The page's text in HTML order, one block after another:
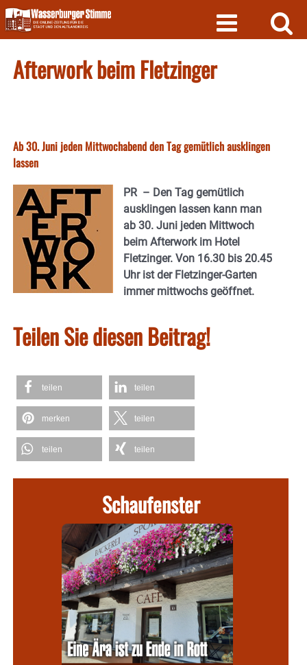
Skip
to
content
Afterwork beim Fletzinger
Ab 30. Juni jeden Mittwochabend den Tag gemütlich ausklingen
lassen
PR – Den Tag gemütlich
ausklingen lassen kann man
ab 30. Juni jeden Mittwoch
beim Afterwork im Hotel
Fletzinger. Von 16.30 bis 20.45
Uhr ist der Fletzinger-Garten
immer mittwochs geöffnet.
Teilen Sie diesen Beitrag!
teilen teilen
merken teilen
teilen teilen
Schaufenster